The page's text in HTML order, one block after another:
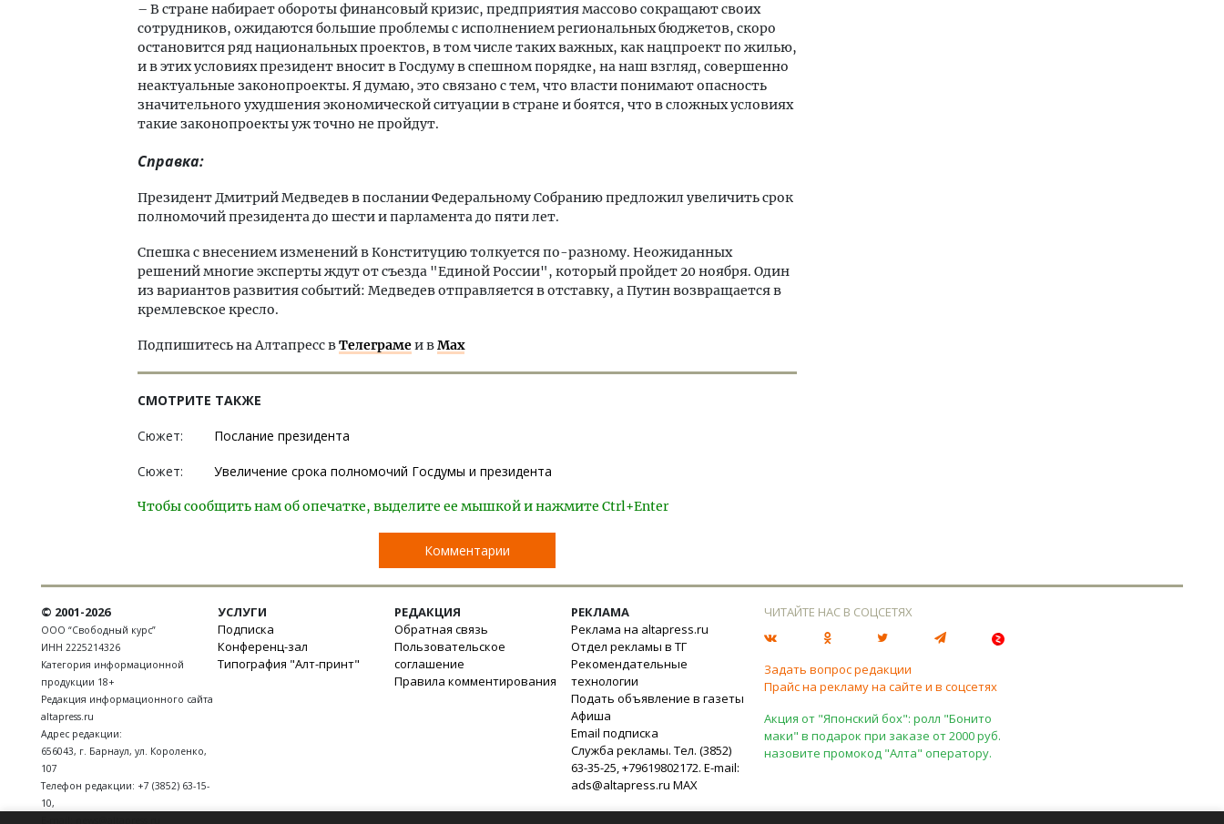
– В стране набирает обороты финансовый кризис, предприятия массово сокращают своих
сотрудников, ожидаются большие проблемы с исполнением региональных бюджетов, скоро
остановится ряд национальных проектов, в том числе таких важных, как нацпроект по жилью,
и в этих условиях президент вносит в Госдуму в спешном порядке, на наш взгляд, совершенно
неактуальные законопроекты. Я думаю, это связано с тем, что власти понимают опасность
значительного ухудшения экономической ситуации в стране и боятся, что в сложных условиях
такие законопроекты уж точно не пройдут.
Справка:
Президент Дмитрий Медведев в послании Федеральному Собранию предложил увеличить срок
полномочий президента до шести и парламента до пяти лет.
Спешка с внесением изменений в Конституцию толкуется по-разному. Неожиданных
решений многие эксперты ждут от съезда "Единой России", который пройдет 20 ноября. Один
из вариантов развития событий: Медведев отправляется в отставку, а Путин возвращается в
кремлевское кресло.
Подпишитесь на Алтапресс вТелеграмеи вMax
СМОТРИТЕ ТАКЖЕ
Сюжет: Послание президента
Сюжет: Увеличение срока полномочий Госдумы и президента
Чтобы сообщить нам об опечатке, выделите ее мышкой и нажмите Ctrl+Enter
Комментарии
© 2001-2026
ООО “Свободный курс”
ИНН 2225214326
Категория информационной
продукции 18+
Редакция информационного сайта
altapress.ru
Адрес редакции:
656043, г. Барнаул, ул. Короленко,
107
Телефон редакции: +7 (3852) 63-15-
10,
УСЛУГИ
Подписка
Конференц-зал
Типография "Алт-принт"
РЕДАКЦИЯ
Обратная связь
Пользовательское
соглашение
Правила комментирования
РЕКЛАМА
Реклама на altapress.ru
Отдел рекламы в ТГ
Рекомендательные
технологии
Подать объявление в газеты
Афиша
Email подписка
Служба рекламы. Тел. (3852)
63-35-25, +79619802172. E-mail:
ads@altapress.ru MAX
ЧИТАЙТЕ НАС В СОЦСЕТЯХ
Задать вопрос редакции
Прайс на рекламу на сайте и в соцсетях
Акция от "Японский бох": ролл "Бонито
маки" в подарок при заказе от 2000 руб.
назовите промокод "Алта" оператору.